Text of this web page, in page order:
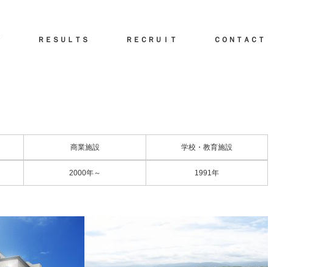
ＲＥＳＵＬＴＳ ＲＥＣＲＵＩＴ ＣＯＮＴＡＣＴ
商業施設 学校・教育施設
2000年～ 1991年